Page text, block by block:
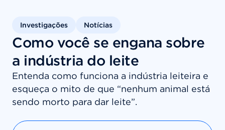
Investigações Notícias
Como você se engana sobre
a indústria do leite
Entenda como funciona a indústria leiteira e
esqueça o mito de que “nenhum animal está
sendo morto para dar leite”.